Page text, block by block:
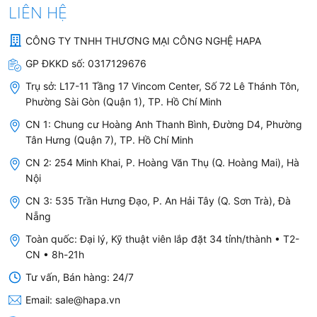
khoang lò:
Tổng công suất:
3.680W
Nguồn điện:
220-240V / 50Hz
Chế độ nướng:
11 chế độ nướng, 8 chức năng đặc
biệt
Thực đơn tự
động:
76 thực đơn / 20 chương trình tùy
Hệ thống quạt:
lớn)
Tự làm sạch:
500°C
Cửa lò:
4 lớp kính cách nhiệt, có khóa cửa
LIÊN HỆ
CÔNG TY TNHH THƯƠNG MẠI CÔNG NGHỆ HAPA
GP ĐKKD số: 0317129676
Trụ sở: L17-11 Tầng 17 Vincom Center, Số 72 Lê Thánh Tôn,
Phường Sài Gòn (Quận 1), TP. Hồ Chí Minh
CN 1: Chung cư Hoàng Anh Thanh Bình, Đường D4, Phường
Tân Hưng (Quận 7), TP. Hồ Chí Minh
CN 2: 254 Minh Khai, P. Hoàng Văn Thụ (Q. Hoàng Mai), Hà
Nội
CN 3: 535 Trần Hưng Đạo, P. An Hải Tây (Q. Sơn Trà), Đà
Nẵng
Toàn quốc: Đại lý, Kỹ thuật viên lắp đặt 34 tỉnh/thành • T2-
CN • 8h-21h
Tư vấn, Bán hàng: 24/7
Email: sale@hapa.vn